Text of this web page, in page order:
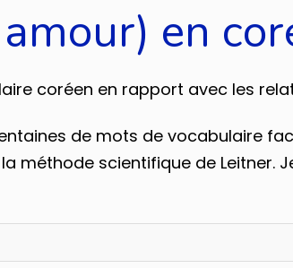
en
coréen en rapport avec les
de mots de vocabulaire
méthode scientifique de Leitner.